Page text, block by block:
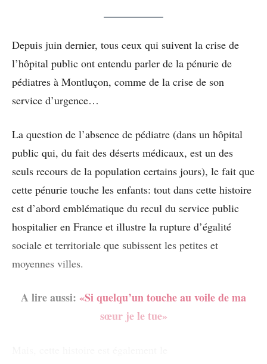
Depuis juin dernier, tous ceux qui suivent la crise de
l’hôpital public ont entendu parler de la pénurie de
pédiatres à Montluçon, comme de la crise de son
service d’urgence…
La question de l’absence de pédiatre (dans un hôpital
public qui, du fait des déserts médicaux, est un des
seuls recours de la population certains jours), le fait que
cette pénurie touche les enfants: tout dans cette histoire
est d’abord emblématique du recul du service public
hospitalier en France et illustre la rupture d’égalité
sociale et territoriale que subissent les petites et
moyennes villes.
A lire aussi: «Si quelqu’un touche au voile de ma
sœur je le tue»